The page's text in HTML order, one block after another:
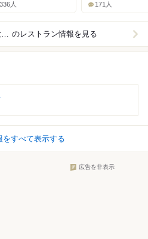
336人 171人
九品仏～上野毛（大井町線） のレストラン情報を見る
をすべて表示する
広告を非表示